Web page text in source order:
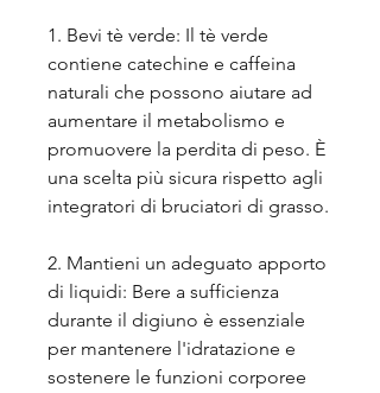
1. Bevi tè verde: Il tè verde
contiene catechine e caffeina
naturali che possono aiutare ad
aumentare il metabolismo e
promuovere la perdita di peso. È
una scelta più sicura rispetto agli
integratori di bruciatori di grasso.
2. Mantieni un adeguato apporto
di liquidi: Bere a sufficienza
durante il digiuno è essenziale
per mantenere l'idratazione e
sostenere le funzioni corporee